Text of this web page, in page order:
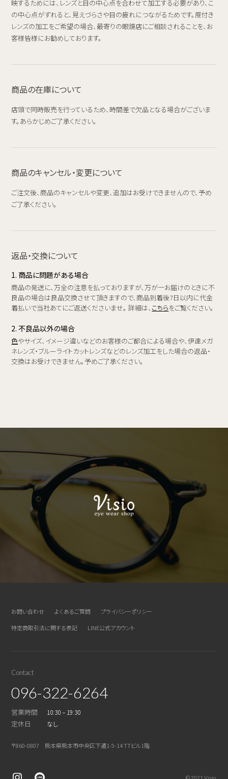
映するためには、レンズと目の中心点を合わせて加工する必要があり、こ
の中心点がずれると、見えづらさや目の疲れにつながるためです。度付き
レンズの加工をご希望の場合、最寄りの眼鏡店にご相談されることを、お
客様皆様にお勧めしております。
商品の在庫について
店頭で同時販売を行っているため、時間差で欠品となる場合がございま
す。あらかじめご了承ください。
商品のキャンセル・変更について
ご注文後、商品のキャンセルや変更、追加はお受けできませんので、予め
ご了承ください。
返品・交換について
1. 商品に問題がある場合
商品の発送に、万全の注意を払っておりますが、万が一お届けのときに不
良品の場合は良品交換させて頂きますので、商品到着後7日以内に代金
着払いで当社あてにご返送くださいませ。 詳細は、 こちらをご覧ください。
2. 不良品以外の場合
色やサイズ、イメージ違いなどのお客様のご都合による場合や、伊達メガ
ネレンズ・ブルーライトカットレンズなどのレンズ加工をした場合の返品・
交換はお受けできません。予めご了承ください。
お問い合わせ よくあるご質問
プライバシーポリシー
特定商取引法に関する表記
LINE公式アカウント
Contact
096-322-6264
営業時間 10:30 – 19:30
定休日 なし
〒860-0807 熊本県熊本市中央区下通1-5-14 TTビル1階
© 2021 Visio.